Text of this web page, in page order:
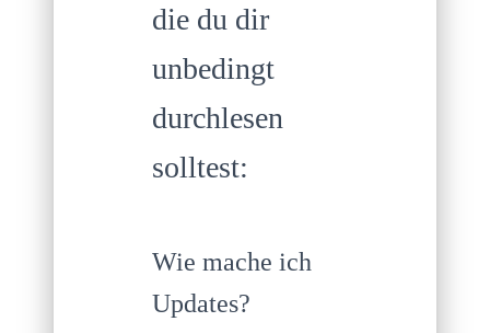
die du dir
unbedingt
durchlesen
solltest:
Wie mache ich
Updates?